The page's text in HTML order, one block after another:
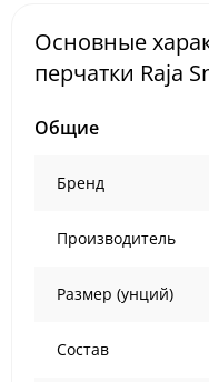
Основные
перчатки Raja
Общие
Бренд
Производитель
Размер (унций)
Состав